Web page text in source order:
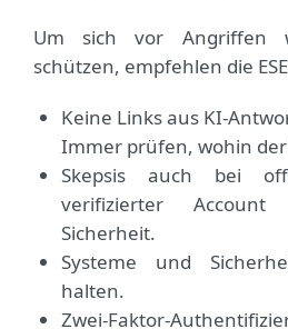
Um sich vor Angriffen
schützen, empfehlen die
Keine Links aus KI-
Immer prüfen, wohin
Skepsis auch bei
verifizierter
Sicherheit.
Systeme und
halten.
Zwei-Faktor-